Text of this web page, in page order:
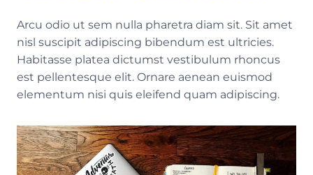
Arcu odio ut sem nulla pharetra diam sit. Sit amet
nisl suscipit adipiscing bibendum est ultricies.
Habitasse platea dictumst vestibulum rhoncus
est pellentesque elit. Ornare aenean euismod
elementum nisi quis eleifend quam adipiscing.